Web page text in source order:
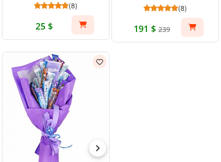
(8)
25 $
(8)
191 $ 239